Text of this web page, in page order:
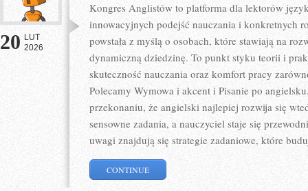
20 LUT
2026
Kongres Anglistów to platforma dla lektorów
innowacyjnych podejść nauczania i konkretnych
powstała z myślą o osobach, które stawiają na
dynamiczną dziedzinę. To punkt styku teorii i
skuteczność nauczania oraz komfort pracy
Polecamy Wymowa i akcent i Pisanie po
przekonaniu, że angielski najlepiej rozwija się
sensowne zadania, a nauczyciel staje się
uwagi znajdują się strategie zadaniowe, które
CONTINUE